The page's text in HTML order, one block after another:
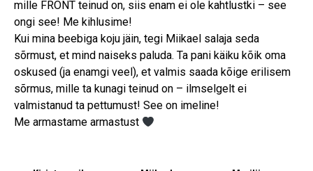
mille FRONT teinud on, siis enam ei ole kahtlustki – see
ongi see! Me kihlusime!
Kui mina beebiga koju jäin, tegi Miikael salaja seda
sõrmust, et mind naiseks paluda. Ta pani käiku kõik oma
oskused (ja enamgi veel), et valmis saada kõige erilisem
sõrmus, mille ta kunagi teinud on – ilmselgelt ei
valmistanud ta pettumust! See on imeline!
Me armastame armastust